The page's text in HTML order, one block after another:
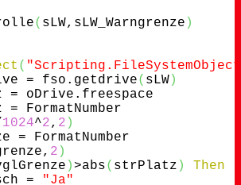
( sLW,sLW_Warngrenze )
(
= fso. getdrive( sLW)
oDrive. freespace
FormatNumber
1024^2, 2 )
= FormatNumber
2 )
) >abs( strPlatz )
Then
=
"Ja"